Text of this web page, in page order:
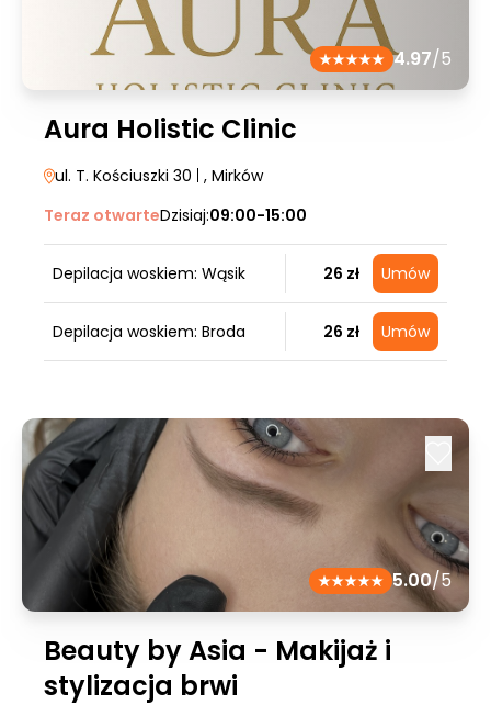
4.97/5
Aura Holistic Clinic
ul. T. Kościuszki 30 , Mirków
Teraz otwarteDzisiaj:09:00-15:00
Depilacja woskiem: Wąsik 26 zł Umów
Depilacja woskiem: Broda 26 zł Umów
5.00/5
Beauty by Asia - Makijaż i
stylizacja brwi